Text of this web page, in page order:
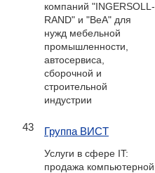
компаний "INGERSOLL-
RAND" и "BeA" для
нужд мебельной
промышленности,
автосервиса,
сборочной и
строительной
индустрии
43 Группа ВИСТ
Услуги в сфере IT:
продажа компьютерной